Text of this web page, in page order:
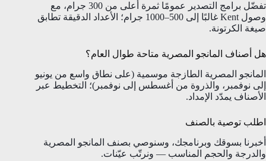
تفضّل برامج التصدير عمومًا ثمرة أعلى من 300 جرام، مع
وصول Kent غالبًا إلى 500–1000 جرام؛ الأعداد الدقيقة تطابق
صيغة الكرتونة.
هل أصناف المانجو المصرية متاحة طوال العام؟
المانجو المصرية الطازجة موسمية (على نطاق واسع من يونيو
إلى نوفمبر، والذروة من أغسطس إلى نوفمبر)؛ التخطيط عبر
الأصناف يمدّد الإمداد.
اطلب توصية بالصنف
أخبرنا بسوقك وبرنامجك، وسنوصي بصنف المانجو المصرية
والدرجة والحجم المناسب — ونرتّب عيّنات.